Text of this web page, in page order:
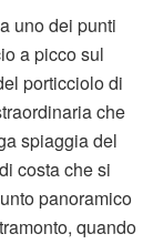
uno dei punti
a picco sul
porticciolo di
che
spiaggia del
costa che si
panoramico
quando